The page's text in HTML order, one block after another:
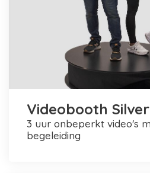
Videobooth Silver
3 uur onbeperkt video's maken + personele
begeleiding